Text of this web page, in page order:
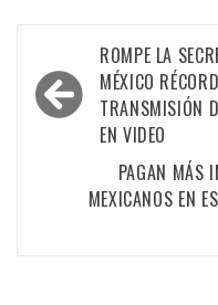
Navegación
de
entradas
ROMPE LA
MÉXICO
TRANSMISIÓN
EN VIDEO
PAGAN MÁS
MEXICANOS EN